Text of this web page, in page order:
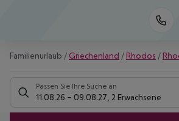
Familienurlaub / Griechenland / Rhodos /
Passen Sie Ihre Suche an
11.08.26 – 09.08.27 2 Erwachsene